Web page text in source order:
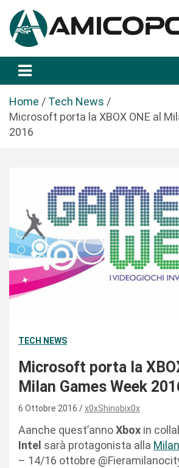
a
Amicopc.com
Home
Tech News
Microsoft porta la XBOX ONE al
2016
TECH NEWS
Microsoft porta la
Milan Games Week
6 Ottobre 2016 x0xShinobix0x
Aanche quest’annoXbox in
Intel sarà protagonista alla
– 14/16 ottobre